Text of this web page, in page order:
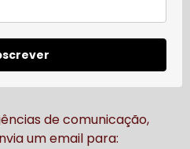
de comunicação,
um email para: